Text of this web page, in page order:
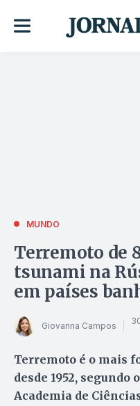
MUNDO
Terremoto de
tsunami na
em países
Giovanna Campos
Terremoto é o mais
desde 1952, segundo
Academia de